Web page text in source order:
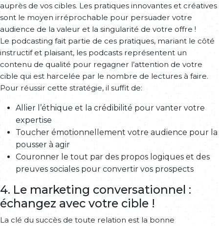
auprès de vos cibles. Les pratiques innovantes et créatives
sont le moyen irréprochable pour persuader votre
audience de la valeur et la singularité de votre offre !
Le podcasting fait partie de ces pratiques, mariant le côté
instructif et plaisant, les podcasts représentent un
contenu de qualité pour regagner l’attention de votre
cible qui est harcelée par le nombre de lectures à faire.
Pour réussir cette stratégie, il suffit de:
Allier l’éthique et la crédibilité pour vanter votre
expertise
Toucher émotionnellement votre audience pour la
pousser à agir
Couronner le tout par des propos logiques et des
preuves sociales pour convertir vos prospects
4. Le marketing conversationnel :
échangez avec votre cible !
La clé du succès de toute relation est la bonne